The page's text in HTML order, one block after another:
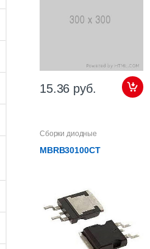
15.36 руб.
Сборки диодные
MBRB30100CT